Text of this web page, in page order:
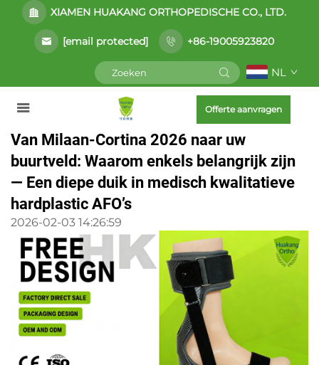
XIAMEN HUAKANG ORTHOPEDISCHE CO., LTD.
[email protected] +86-19005923820
NL
Offerte aanvragen
Van Milaan-Cortina 2026 naar uw
buurtveld: Waarom enkels belangrijk zijn
— Een diepe duik in medisch kwalitatieve
hardplastic AFO’s
2026-02-03 14:26:59